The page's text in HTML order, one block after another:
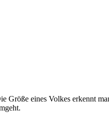
Größe eines Volkes erkennt